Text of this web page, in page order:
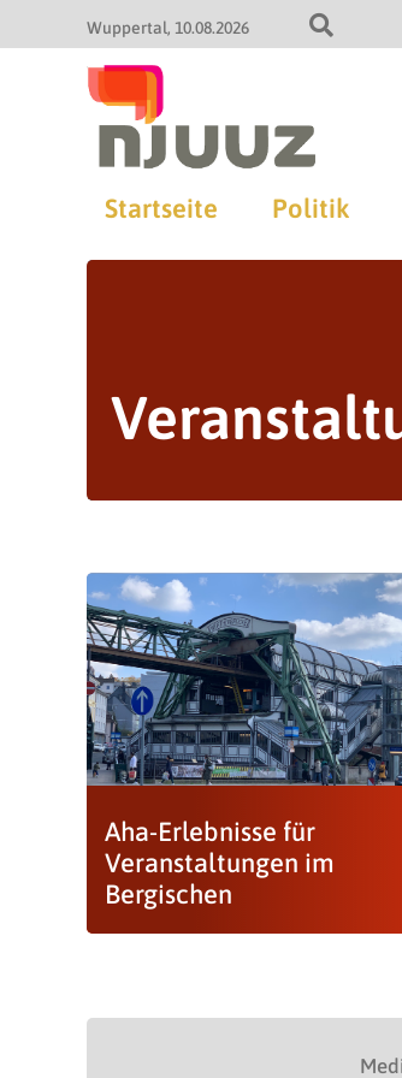
Wuppertal 10.08.2026
Startseite Politik
Aha-Erlebnisse für
Veranstaltungen im
Bergischen